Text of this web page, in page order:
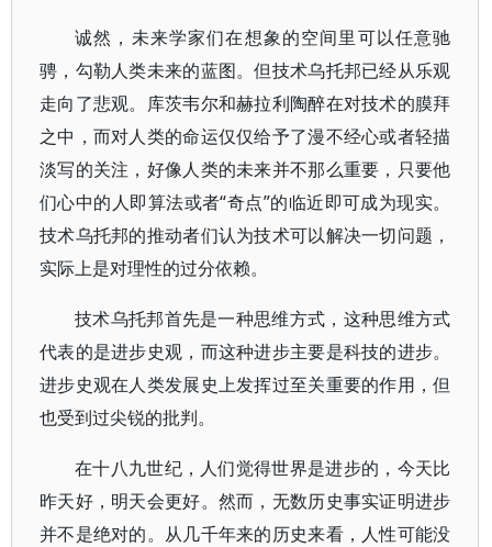
诚然，未来学家们在想象的空间里可以任意驰
骋，勾勒人类未来的蓝图。但技术乌托邦已经从乐观
走向了悲观。库茨韦尔和赫拉利陶醉在对技术的膜拜
之中，而对人类的命运仅仅给予了漫不经心或者轻描
淡写的关注，好像人类的未来并不那么重要，只要他
们心中的人即算法或者“奇点”的临近即可成为现实。
技术乌托邦的推动者们认为技术可以解决一切问题，
实际上是对理性的过分依赖。
技术乌托邦首先是一种思维方式，这种思维方式
代表的是进步史观，而这种进步主要是科技的进步。
进步史观在人类发展史上发挥过至关重要的作用，但
也受到过尖锐的批判。
在十八九世纪，人们觉得世界是进步的，今天比
昨天好，明天会更好。然而，无数历史事实证明进步
并不是绝对的。从几千年来的历史来看，人性可能没